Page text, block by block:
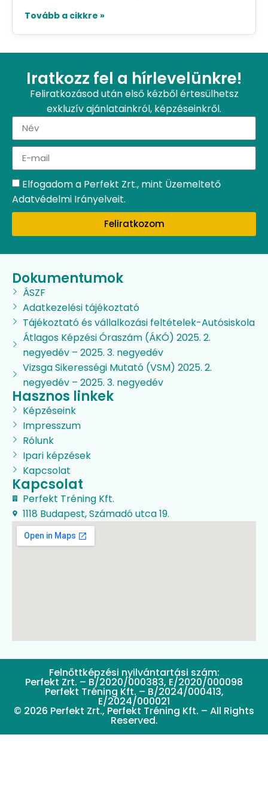
Tovább a cikkre »
Iratkozz fel a hírlevelünkre!
Feliratkozásod után első kézből értesülhetsz
exkluzív ajánlatainkról, képzéseinkről.
Elfogadom a Perfekt Zrt., mint Üzemeltető
Adatvédelmi Irányelveit.
Feliratkozom
Dokumentumok
ÁSZF
Adatkezelési tájékoztató
Tájékoztató és vállalkozási feltételek-Autósiskola
Átlagos Képzési Óraszám (ÁKÓ) 2025. 2.
negyedév – 2025. 3. negyedév
Vizsga Sikerességi Mutató (VSM) 2025. 2.
negyedév – 2025. 3. negyedév
Hasznos linkek
Képzéseink
Impresszum
Rólunk
Ipari képzések
Kapcsolat
Kapcsolat
Perfekt Tréning Kft.
1118 Budapest, Számadó utca 19.
Felnőttképzési nyilvántartási szám:
Perfekt Zrt. – B/2020/000383, E/2020/000098
Perfekt Tréning Kft. – B/2024/000413,
E/2024/000021
© 2026 Perfekt Zrt., Perfekt Tréning Kft. – All Rights
Reserved.